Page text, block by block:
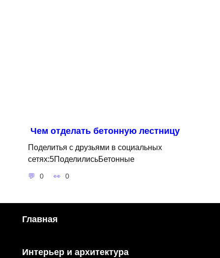
Чем отделать бетонную лестницу
Поделитья с друзьями в социальных
сетях:5ПоделилисьБетонные
0 0
Главная
Интерьер и архитектура